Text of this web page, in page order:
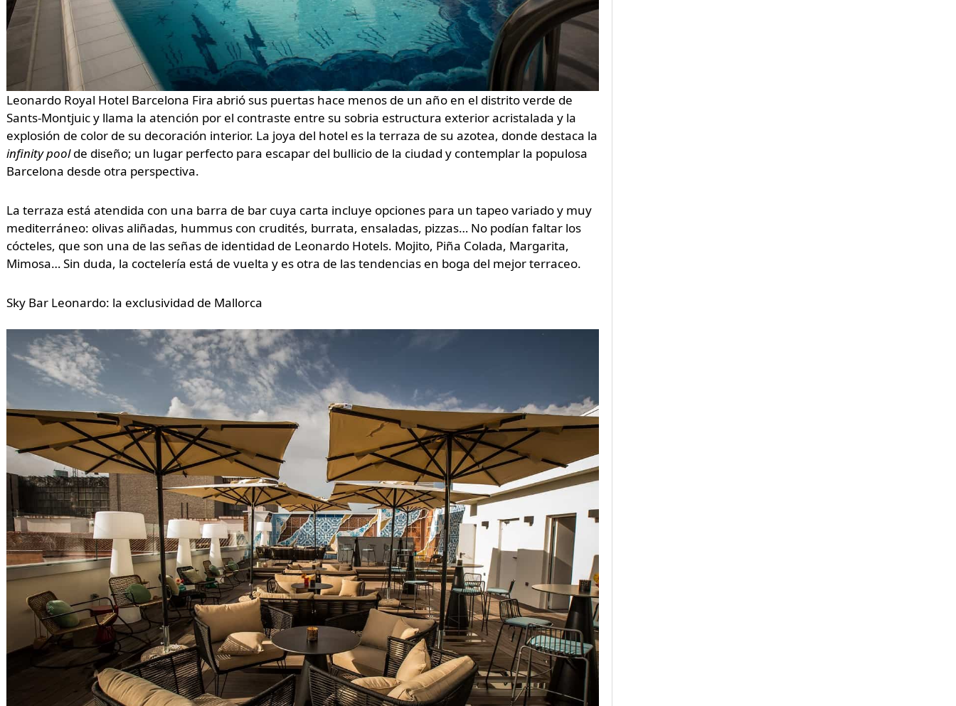
Leonardo Royal Hotel Barcelona Fira abrió sus puertas hace menos de un año en el distrito verde de
Sants-Montjuic y llama la atención por el contraste entre su sobria estructura exterior acristalada y la
explosión de color de su decoración interior. La joya del hotel es la terraza de su azotea, donde destaca la
infinity poolde diseño; un lugar perfecto para escapar del bullicio de la ciudad y contemplar la populosa
Barcelona desde otra perspectiva.
La terraza está atendida con una barra de bar cuya carta incluye opciones para un tapeo variado y muy
mediterráneo: olivas aliñadas, hummus con crudités, burrata, ensaladas, pizzas… No podían faltar los
cócteles, que son una de las señas de identidad de Leonardo Hotels. Mojito, Piña Colada, Margarita,
Mimosa… Sin duda, la coctelería está de vuelta y es otra de las tendencias en boga del mejor terraceo.
Sky Bar Leonardo: la exclusividad de Mallorca